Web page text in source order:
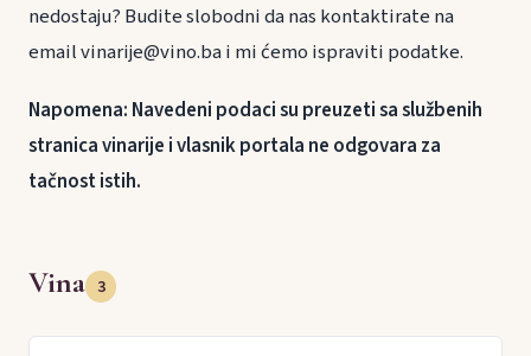
nedostaju? Budite slobodni da nas kontaktirate na
email vinarije@vino.ba i mi ćemo ispraviti podatke.
Napomena: Navedeni podaci su preuzeti sa službenih
stranica vinarije i vlasnik portala ne odgovara za
tačnost istih.
Vina 3